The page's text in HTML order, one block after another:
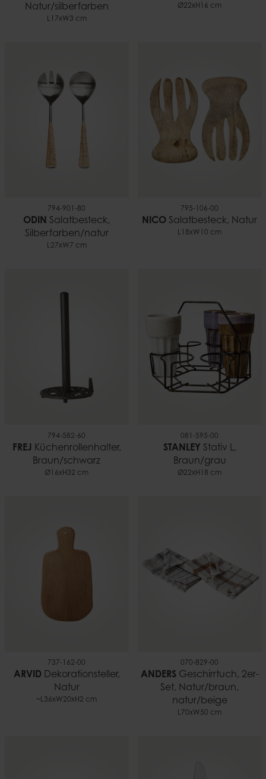
Natur/silberfarben
L17xW3 cm
Ø22xH16 cm
794-901-80
ODIN Salatbesteck,
Silberfarben/natur
L27xW7 cm
795-106-00
NICO Salatbesteck, Natur
L18xW10 cm
794-582-60
FREJ Küchenrollenhalter,
Braun/schwarz
Ø16xH32 cm
081-595-00
STANLEY Stativ L,
Braun/grau
Ø22xH18 cm
737-162-00
ARVID Dekorationsteller,
Natur
~L36xW20xH2 cm
070-829-00
ANDERSGeschirrtuch, 2er-
Set, Natur/braun,
natur/beige
L70xW50 cm